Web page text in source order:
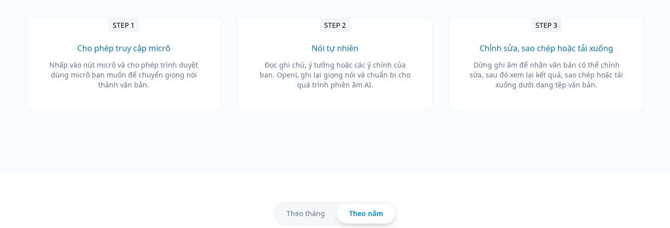
STEP 1
Cho phép truy cập micrô
Nhấp vào nút micrô và cho phép trình duyệt
dùng micrô bạn muốn để chuyển giọng nói
thành văn bản.
STEP 2
Nói tự nhiên
Đọc ghi chú, ý tưởng hoặc các ý chính của
bạn. OpenL ghi lại giọng nói và chuẩn bị cho
quá trình phiên âm AI.
STEP 3
Chỉnh sửa, sao chép hoặc tải xuống
Dừng ghi âm để nhận văn bản có thể chỉnh
sửa, sau đó xem lại kết quả, sao chép hoặc tải
xuống dưới dạng tệp văn bản.
Theo tháng Theo năm